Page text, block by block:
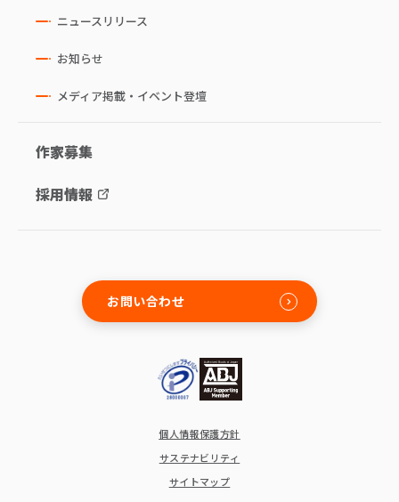
ニュースリリース
お知らせ
メディア掲載・イベント登壇
作家募集
採用情報
お問い合わせ
個人情報保護方針
サステナビリティ
サイトマップ